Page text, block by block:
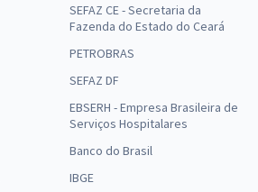
SEFAZ CE - Secretaria da
Fazenda do Estado do Ceará
PETROBRAS
SEFAZ DF
EBSERH - Empresa Brasileira de
Serviços Hospitalares
Banco do Brasil
IBGE